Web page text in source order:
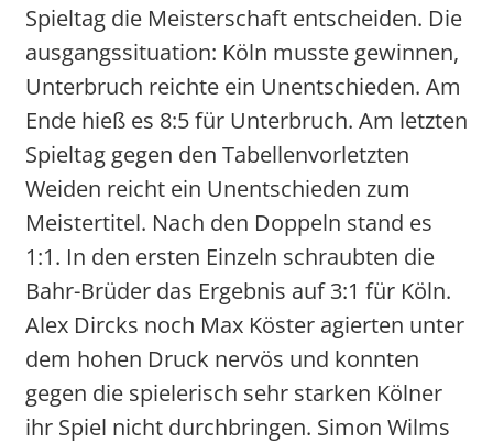
Spieltag die Meisterschaft entscheiden. Die
ausgangssituation: Köln musste gewinnen,
Unterbruch reichte ein Unentschieden. Am
Ende hieß es 8:5 für Unterbruch. Am letzten
Spieltag gegen den Tabellenvorletzten
Weiden reicht ein Unentschieden zum
Meistertitel. Nach den Doppeln stand es
1:1. In den ersten Einzeln schraubten die
Bahr-Brüder das Ergebnis auf 3:1 für Köln.
Alex Dircks noch Max Köster agierten unter
dem hohen Druck nervös und konnten
gegen die spielerisch sehr starken Kölner
ihr Spiel nicht durchbringen. Simon Wilms